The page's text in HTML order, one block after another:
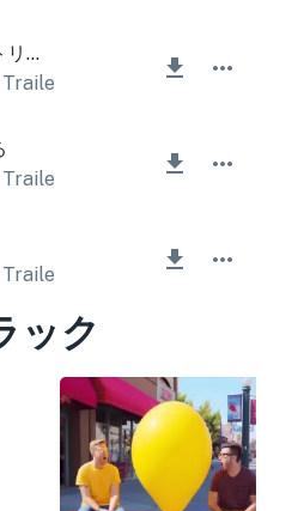
エキセントリック・ファニー・ミュージック
ック